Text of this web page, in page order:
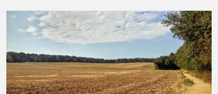
3
Vies:
Excursió
des
de
Girona